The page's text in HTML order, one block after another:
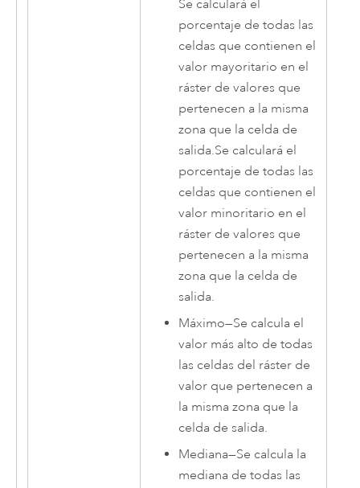
Se calculará el
porcentaje de todas las
celdas que contienen el
valor mayoritario en el
ráster de valores que
pertenecen a la misma
zona que la celda de
salida.Se calculará el
porcentaje de todas las
celdas que contienen el
valor minoritario en el
ráster de valores que
pertenecen a la misma
zona que la celda de
salida.
Máximo—Se calcula el
valor más alto de todas
las celdas del ráster de
valor que pertenecen a
la misma zona que la
celda de salida.
Mediana—Se calcula la
mediana de todas las